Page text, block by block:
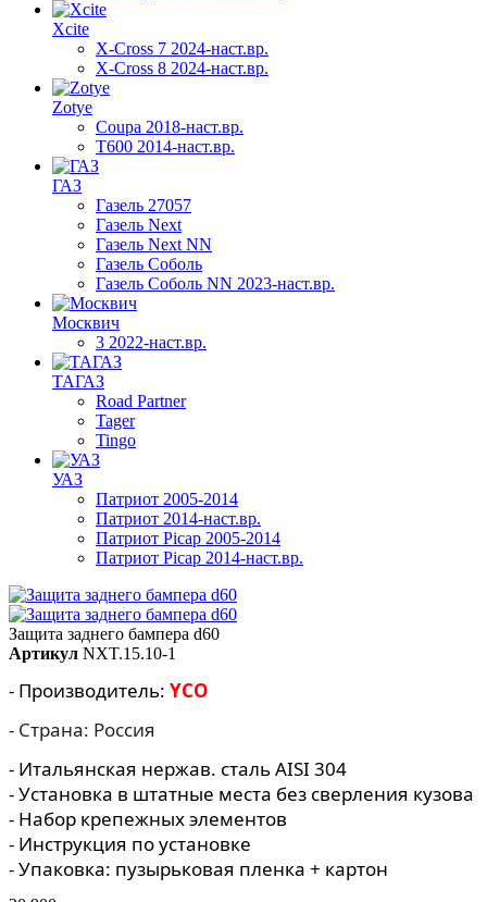
Xcite
X-Cross 7 2024-наст.вр.
X-Cross 8 2024-наст.вр.
Zotye
Coupa 2018-наст.вр.
T600 2014-наст.вр.
ГАЗ
Газель 27057
Газель Next
Газель Next NN
Газель Соболь
Газель Соболь NN 2023-наст.вр.
Москвич
3 2022-наст.вр.
ТАГАЗ
Road Partner
Tager
Tingo
УАЗ
Патриот 2005-2014
Патриот 2014-наст.вр.
Патриот Picap 2005-2014
Патриот Picap 2014-наст.вр.
Защита заднего бампера d60
Артикул NXT.15.10-1
- Производитель: YCO
- Страна: Россия
- Итальянская нержав. сталь AISI 304
- Установка в штатные места без сверления кузова
- Набор крепежных элементов
- Инструкция по установке
- Упаковка: пузырьковая пленка + картон